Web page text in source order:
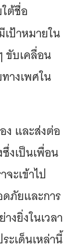
ต้ชื่อ
ป้าหมายใน
ขับเคลื่อน
างเพศใน
ง และส่งต่อ
งเป็นเพื่อน
ะเข้าไป
ภัยและการ
งยิ่งในเวลา
ะเด็นเหล่านี้